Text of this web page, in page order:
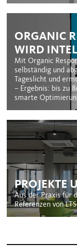
ORGANIC
WIRD
Mit Organic
selbständig und
Tageslicht und
– Ergebnis: bis zu
smarte
PROJEKTE
Aus der Praxis für
Referenzen von